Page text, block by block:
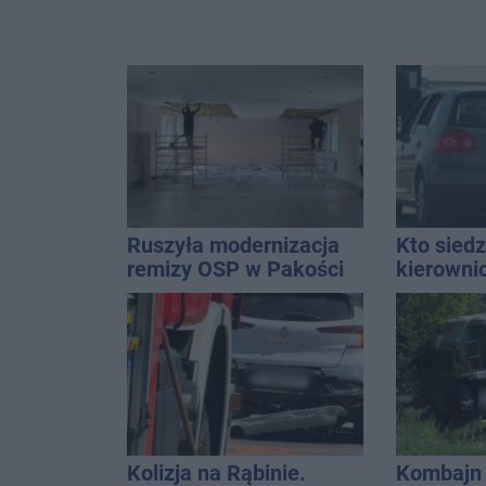
Ruszyła modernizacja
remizy OSP w Pakości
Kto
Kierowca
kolizji
Kolizja na Rąbinie.
Kombajn